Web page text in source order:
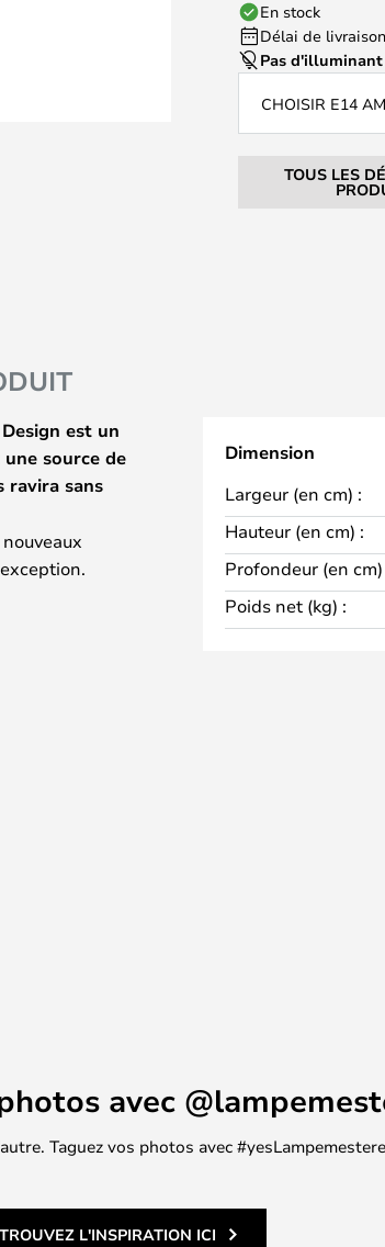
En stock
Délai de
Pas d'illuminant
CHOISIR E14
TOUS LES
est un
source de
ravira sans
lampe est
pivoter d'un
orientable,
Dimension
Largeur (en cm) :
Hauteur (en cm) :
Profondeur (en cm)
Poids net (kg) :
avec
Taguez vos photos avec
TROUVEZ L'INSPIRATION ICI